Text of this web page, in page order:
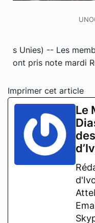
s Unies) -- Les
ont pris note mardi
Imprimer cet article
Le